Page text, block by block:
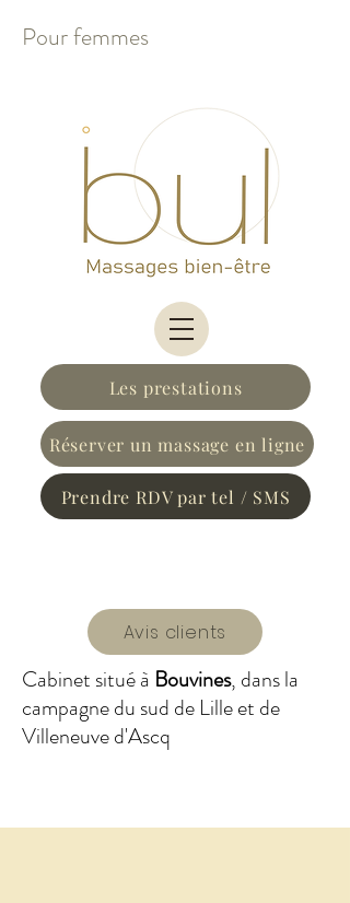
Les prestations
Réserver un massage en ligne
Prendre RDV par tel / SMS
Avis clients
Pour femmes
Cabinet situé à Bouvines, dans la
campagne du sud de Lille et de
Villeneuve d'Ascq